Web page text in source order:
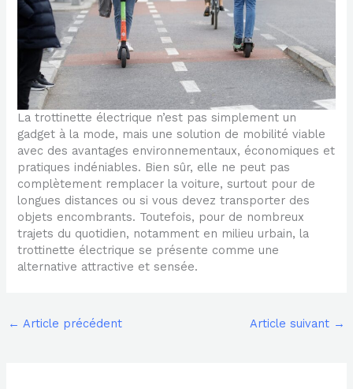
La trottinette électrique n’est pas simplement un
gadget à la mode, mais une solution de mobilité viable
avec des avantages environnementaux, économiques et
pratiques indéniables. Bien sûr, elle ne peut pas
complètement remplacer la voiture, surtout pour de
longues distances ou si vous devez transporter des
objets encombrants. Toutefois, pour de nombreux
trajets du quotidien, notamment en milieu urbain, la
trottinette électrique se présente comme une
alternative attractive et sensée.
← Article précédent Article suivant →